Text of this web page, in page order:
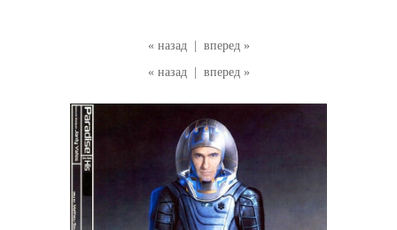
« назад
вперед »
« назад
вперед »